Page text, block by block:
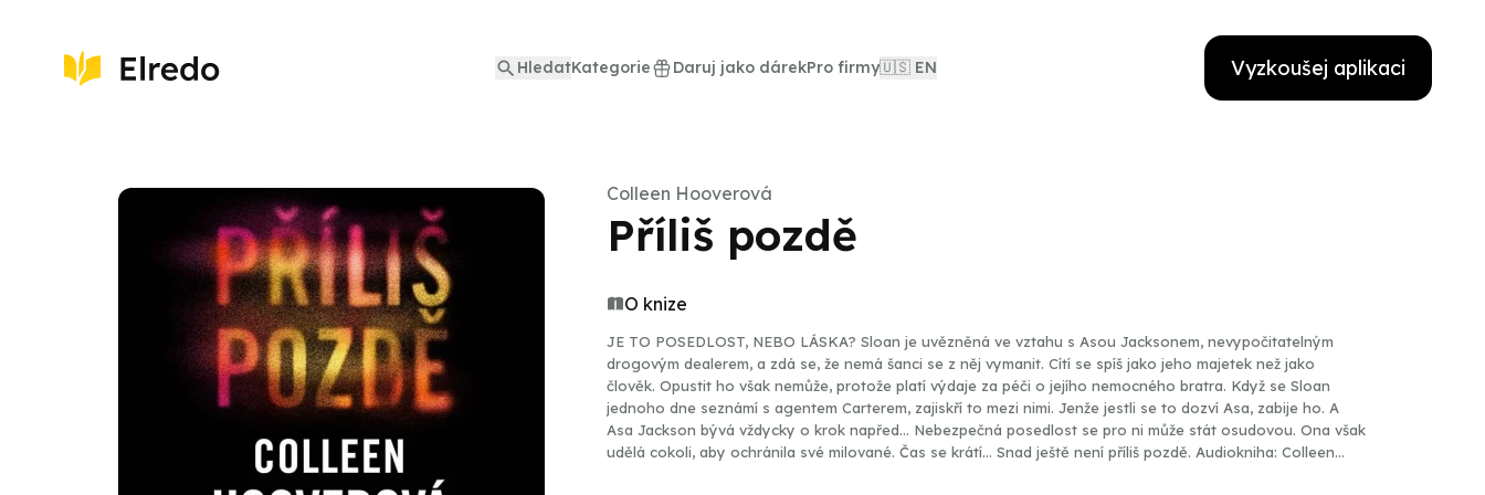
HledatKategorie Daruj jako dárekPro firmy🇺🇸 EN Vyzkoušej aplikaci
Colleen Hooverová
Příliš pozdě
O knize
JE TO POSEDLOST, NEBO LÁSKA? Sloan je uvězněná ve vztahu s Asou Jacksonem, nevypočitatelným
drogovým dealerem, a zdá se, že nemá šanci se z něj vymanit. Cítí se spíš jako jeho majetek než jako
člověk. Opustit ho však nemůže, protože platí výdaje za péči o jejího nemocného bratra. Když se Sloan
jednoho dne seznámí s agentem Carterem, zajiskří to mezi nimi. Jenže jestli se to dozví Asa, zabije ho. A
Asa Jackson bývá vždycky o krok napřed… Nebezpečná posedlost se pro ni může stát osudovou. Ona však
udělá cokoli, aby ochránila své milované. Čas se krátí… Snad ještě není příliš pozdě. Audiokniha: Colleen